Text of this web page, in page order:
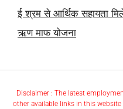
ई श्रम से आर्थिक सहायता
ऋण माफ योजना
Disclaimer : The latest
other available links in this